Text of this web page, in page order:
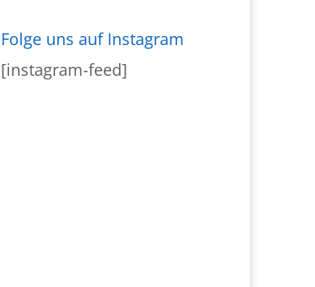
Folge uns auf Instagram
[instagram-feed]